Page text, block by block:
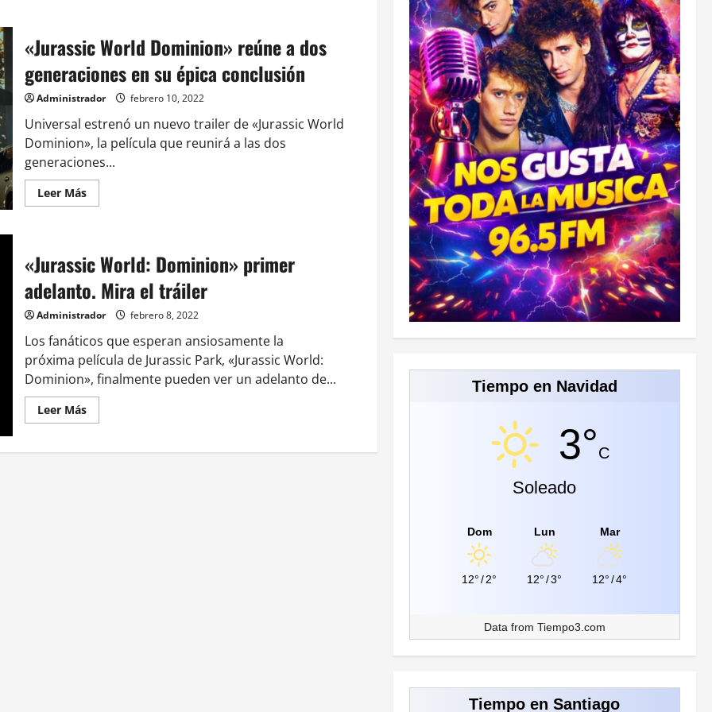
«Jurassic World Dominion» reúne a dos
generaciones en su épica conclusión
Administrador febrero 10, 2022
Universal estrenó un nuevo trailer de «Jurassic World
Dominion», la película que reunirá a las dos
generaciones...
Leer MásLeer
más
Dominion»
reúne
dos
generaciones
en
épica
conclusión
«Jurassic World: Dominion» primer
adelanto. Mira el tráiler
Administrador febrero 8, 2022
Los fanáticos que esperan ansiosamente la
próxima película de Jurassic Park, «Jurassic World:
Dominion», finalmente pueden ver un adelanto de...
Leer MásLeer
más
«Jurassic
Tiempo en Navidad
3°C
Soleado
Dom
12° /2°
Lun
12° /3°
Mar
12° /4°
Data from Tiempo3.com
Tiempo en Santiago